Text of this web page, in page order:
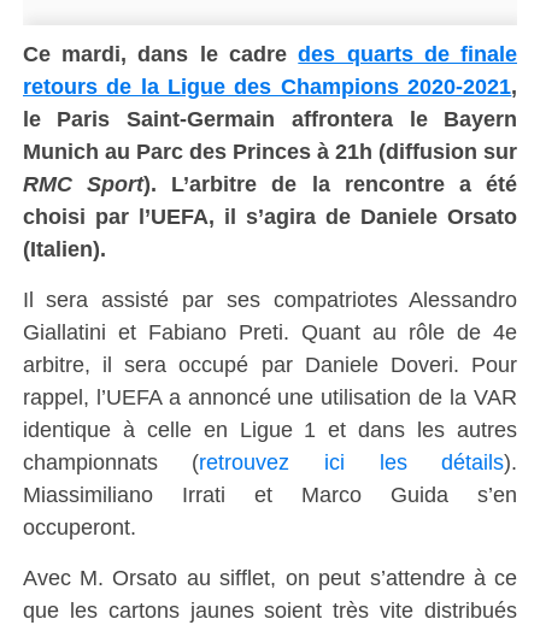
Ce mardi, dans le cadredes quarts de finale
retours de la Ligue des Champions 2020-2021,
le Paris Saint-Germain affrontera le Bayern
Munich au Parc des Princes à 21h (diffusion sur
RMC Sport). L’arbitre de la rencontre a été
choisi par l’UEFA, il s’agira de Daniele Orsato
(Italien).
Il sera assisté par ses compatriotes Alessandro
Giallatini et Fabiano Preti. Quant au rôle de 4e
arbitre, il sera occupé par Daniele Doveri. Pour
rappel, l’UEFA a annoncé une utilisation de la VAR
identique à celle en Ligue 1 et dans les autres
championnats (retrouvez ici les détails).
Miassimiliano Irrati et Marco Guida s’en
occuperont.
Avec M. Orsato au sifflet, on peut s’attendre à ce
que les cartons jaunes soient très vite distribués